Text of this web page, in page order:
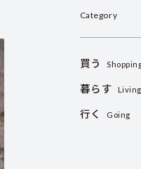
Category
買う
暮らす Living
行く Going